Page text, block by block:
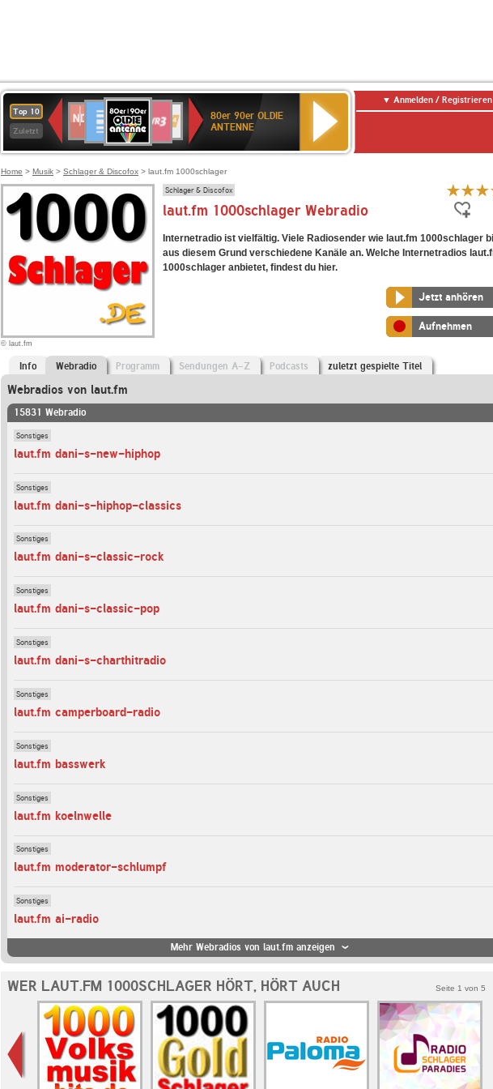
Top 10
Zuletzt
Deutschlandfunk
80er
90er
OLDIE
ANTENNE
SWR3
SWR
Kultur
NDR
2
80er 90er OLDIE
ANTENNE
Anmelden / Registrieren
Home > Musik > Schlager & Discofox > laut.fm 1000schlager
© laut.fm
Schlager & Discofox
laut.fm 1000schlager Webradio
Internetradio ist vielfältig. Viele Radiosender wie laut.fm 1000schlager
aus diesem Grund verschiedene Kanäle an. Welche Internetradios
1000schlager anbietet, findest du hier.
Jetzt anhören
Aufnehmen
Info Webradio Programm Sendungen A-Z Podcasts zuletzt gespielte Titel
Webradios von laut.fm
15831 Webradio
Sonstiges
laut.fm dani-s-new-hiphop
Sonstiges
laut.fm dani-s-hiphop-classics
Sonstiges
laut.fm dani-s-classic-rock
Sonstiges
laut.fm dani-s-classic-pop
Sonstiges
laut.fm dani-s-charthitradio
Sonstiges
laut.fm camperboard-radio
Sonstiges
laut.fm basswerk
Sonstiges
laut.fm koelnwelle
Sonstiges
laut.fm moderator-schlumpf
Sonstiges
laut.fm ai-radio
Mehr Webradios von laut.fm anzeigen
WER LAUT.FM 1000SCHLAGER HÖRT, HÖRT AUCH Seite 1 von 5